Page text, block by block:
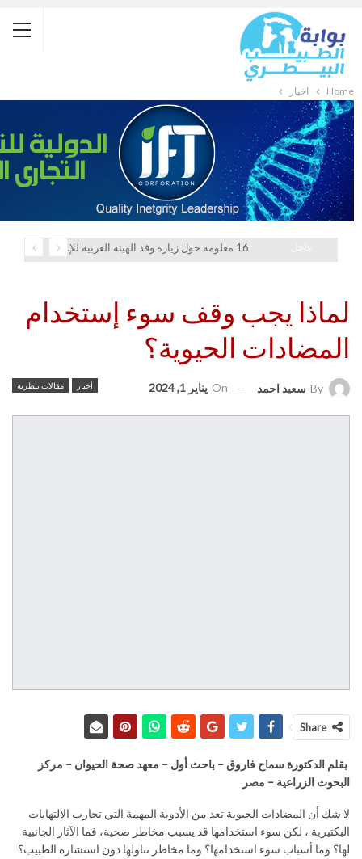
Home أخبار
16 معلومة حول زيارة وفد الهيئة العربية للإستثمار والإنماء الزراعي إلي السعودية
لماذا يجب وقف سوء إستخدام
المضادات الحيوية؟
أخبار مقالات بيطرية By سعيد احمد On يناير 1, 2024
Share
بقلم الدكتورة سماح فاروق – باحث أول – معهد صحة الحيوان – مركز
البحوث الزراعية – مصر
لا شك أن المضادات الحيوية تعد من الأدوية المهمة التي تحارب الالتهابات
البكتيرية ، لكن سوء استخدامها قد يسبب مخاطر صحية، فما الآثار الجانبية
لها؟ وما أسباب سوء استخدامها؟ وما مخاطر تناولها دون استشارة الطبيب؟